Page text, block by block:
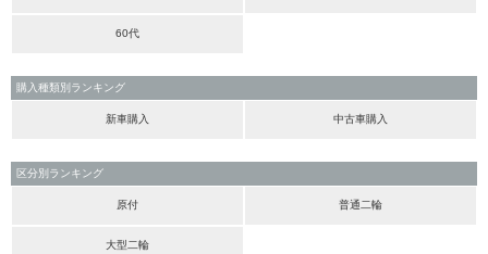
60代
購入種類別ランキング
新車購入 中古車購入
区分別ランキング
原付 普通二輪
大型二輪